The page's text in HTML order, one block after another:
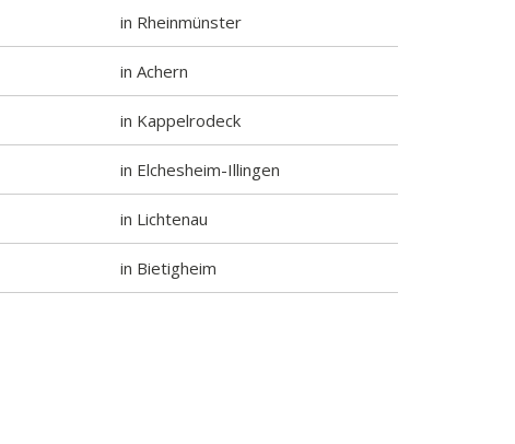
in Rheinmünster
in Achern
in Kappelrodeck
in Elchesheim-Illingen
in Lichtenau
in Bietigheim